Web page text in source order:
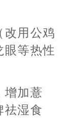
改用公鸡
眼等热性
增加薏
祛湿食